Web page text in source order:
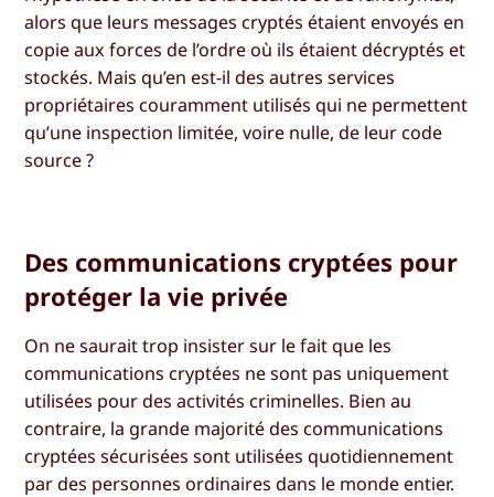
alors que leurs messages cryptés étaient envoyés en
copie aux forces de l’ordre où ils étaient décryptés et
stockés. Mais qu’en est-il des autres services
propriétaires couramment utilisés qui ne permettent
qu’une inspection limitée, voire nulle, de leur code
source ?
Des communications cryptées pour
protéger la vie privée
On ne saurait trop insister sur le fait que les
communications cryptées ne sont pas uniquement
utilisées pour des activités criminelles. Bien au
contraire, la grande majorité des communications
cryptées sécurisées sont utilisées quotidiennement
par des personnes ordinaires dans le monde entier.